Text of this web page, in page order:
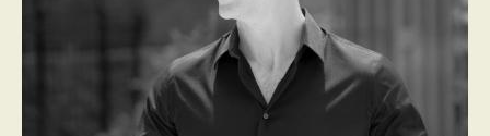
PROGRAMMES DE SUBVENTIONS